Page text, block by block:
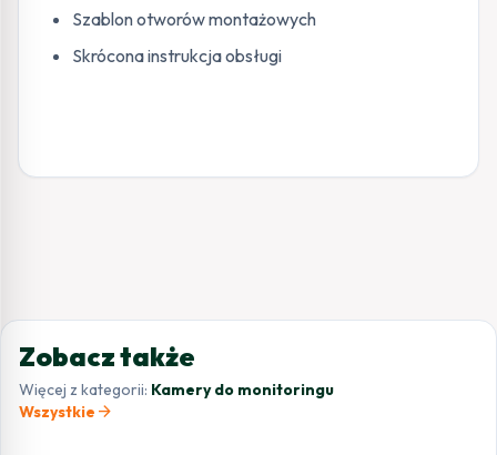
Szablon otworów montażowych
Skrócona instrukcja obsługi
Zobacz także
Więcej z kategorii: Kamery do monitoringu
Wszystkie arrow_forward